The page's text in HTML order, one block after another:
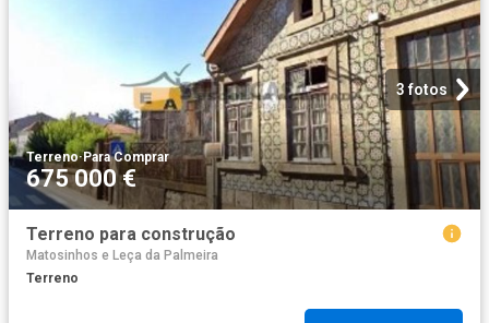
3 fotos
Terreno·Para Comprar
675 000 €
Terreno para construção
Matosinhos e Leça da Palmeira
Terreno